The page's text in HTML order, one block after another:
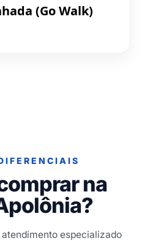
(Go Walk)
na
especializado